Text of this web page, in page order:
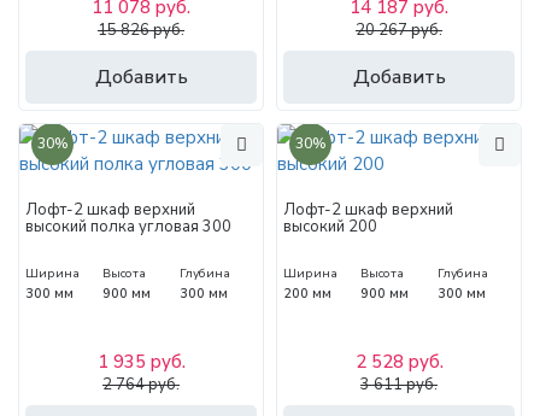
Добавить
11 078 руб.
15 826 руб.
Добавить
14 187 руб.
20 267 руб.
30%
Лофт-2 шкаф верхний
высокий полка угловая 300
Ширина
300 мм
Высота
900 мм
Глубина
300 мм
1 935 руб.
2 764 руб.
30%
Лофт-2 шкаф верхний
высокий 200
Ширина
200 мм
Высота
900 мм
Глубина
300 мм
2 528 руб.
3 611 руб.